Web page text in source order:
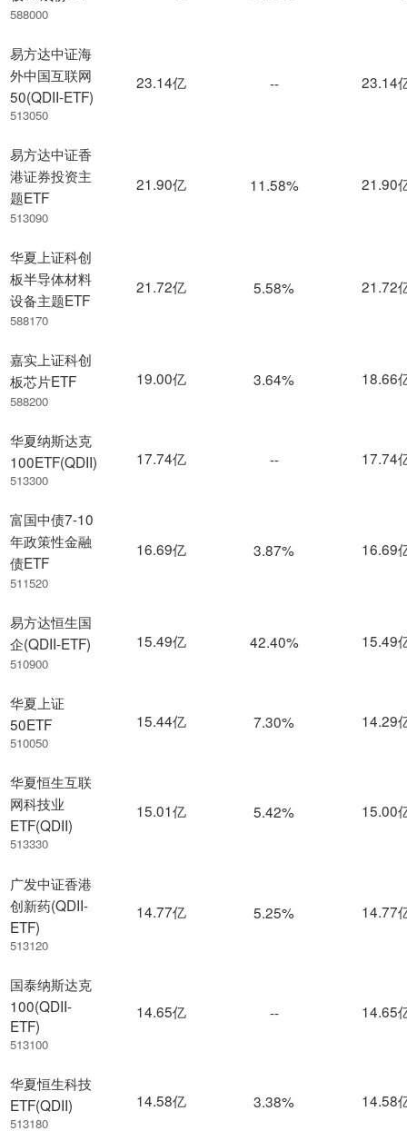
588000
易方达中证海
外中国互联网
50(QDII-ETF)
513050
易方达中证香
港证券投资主
题ETF
513090
华夏上证科创
板半导体材料
设备主题ETF
588170
嘉实上证科创
板芯片ETF
588200
华夏纳斯达克
100ETF(QDII)
513300
富国中债7-10
年政策性金融
债ETF
511520
易方达恒生国
企(QDII-ETF)
510900
华夏上证
50ETF
510050
华夏恒生互联
网科技业
ETF(QDII)
513330
广发中证香港
创新药(QDII-
ETF)
513120
国泰纳斯达克
100(QDII-
ETF)
513100
华夏恒生科技
ETF(QDII)
513180
23.14亿 -- 23.14
21.90亿 11.58% 21.90
21.72亿 5.58% 21.72
19.00亿 3.64% 18.66
17.74亿 -- 17.74
16.69亿 3.87% 16.69
15.49亿 42.40% 15.49
15.44亿 7.30% 14.29
15.01亿 5.42% 15.00
14.77亿 5.25% 14.77
14.65亿 -- 14.65
14.58亿 3.38% 14.58